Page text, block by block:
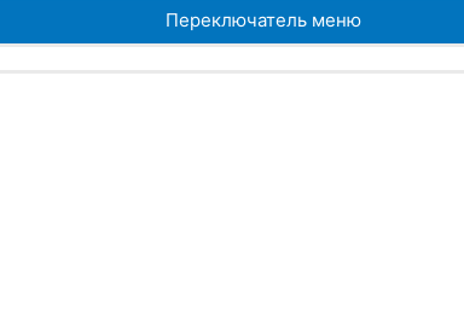
Переключатель меню